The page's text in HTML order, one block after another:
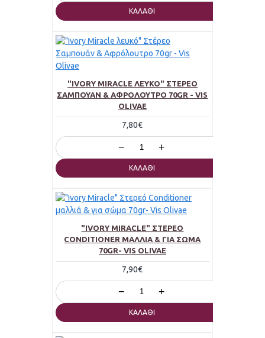
ΚΑΛΆΘΙ
"IVORY MIRACLE ΛΕΥΚΌ" ΣΤΈΡΕΟ
ΣΑΜΠΟΥΆΝ & ΑΦΡΌΛΟΥΤΡΟ 70GR - VIS
OLIVAE
7,80€
− +
ΚΑΛΆΘΙ
"IVORY MIRACLE" ΣΤΕΡΕΌ
CONDITIONER ΜΑΛΛΙΆ & ΓΙΑ ΣΏΜΑ
70GR- VIS OLIVAE
7,90€
− +
ΚΑΛΆΘΙ